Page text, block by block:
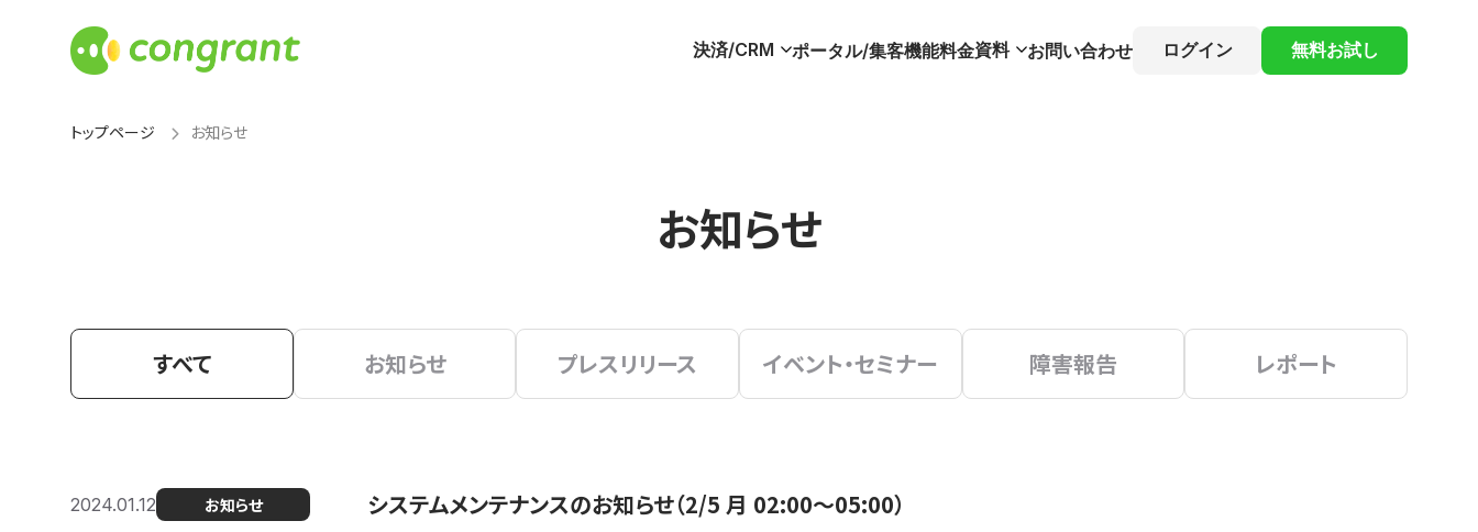
決済/CRM ポータル/集客機能料金資料 お問い合わせ ログイン 無料お試し
トップページ お知らせ
お知らせ
すべて お知らせ プレスリリース イベント・セミナー 障害報告 レポート
2024.01.12 お知らせ システムメンテナンスのお知らせ（2/5 月 02:00〜05:00）